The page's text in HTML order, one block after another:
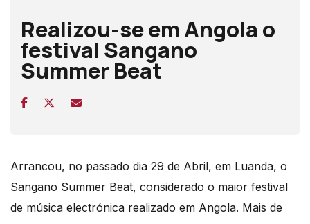
Realizou-se em Angola o
festival Sangano
Summer Beat
Arrancou, no passado dia 29 de Abril, em Luanda, o
Sangano Summer Beat, considerado o maior festival
de música electrónica realizado em Angola. Mais de